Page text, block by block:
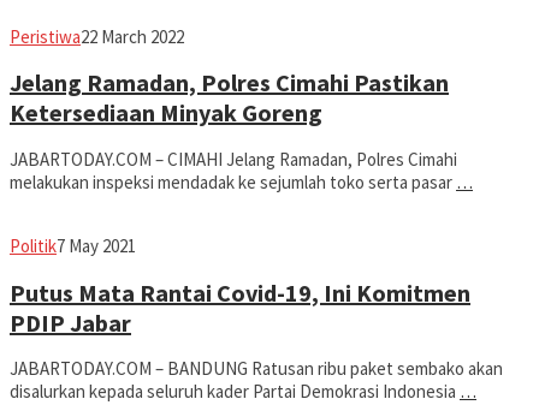
PeristiwaAvila
22 March 2022
Jelang Ramadan, Polres Cimahi Pastikan
Ketersediaan Minyak Goreng
JABARTODAY.COM – CIMAHI Jelang Ramadan, Polres Cimahi
melakukan inspeksi mendadak ke sejumlah toko serta pasar …
PolitikAvila
7 May 2021
Putus Mata Rantai Covid-19, Ini Komitmen
PDIP Jabar
JABARTODAY.COM – BANDUNG Ratusan ribu paket sembako akan
disalurkan kepada seluruh kader Partai Demokrasi Indonesia …